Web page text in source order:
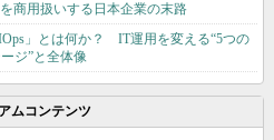
商用扱いする日本企業の末路
」とは何か？ IT運用を変える“5つの
ジ”と全体像
ムコンテンツ